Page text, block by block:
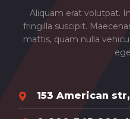
Aliquam erat volutpat.
fringilla suscipit.
mattis, quam nulla
153 American